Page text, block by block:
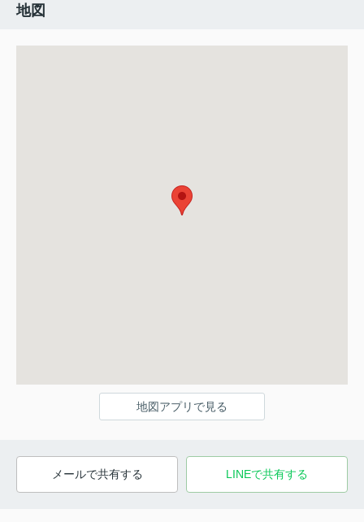
地図
地図アプリで見る
メールで共有する LINEで共有する